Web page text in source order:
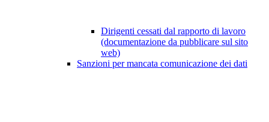
Dirigenti cessati dal rapporto di lavoro
(documentazione da pubblicare sul sito
web)
Sanzioni per mancata comunicazione dei dati